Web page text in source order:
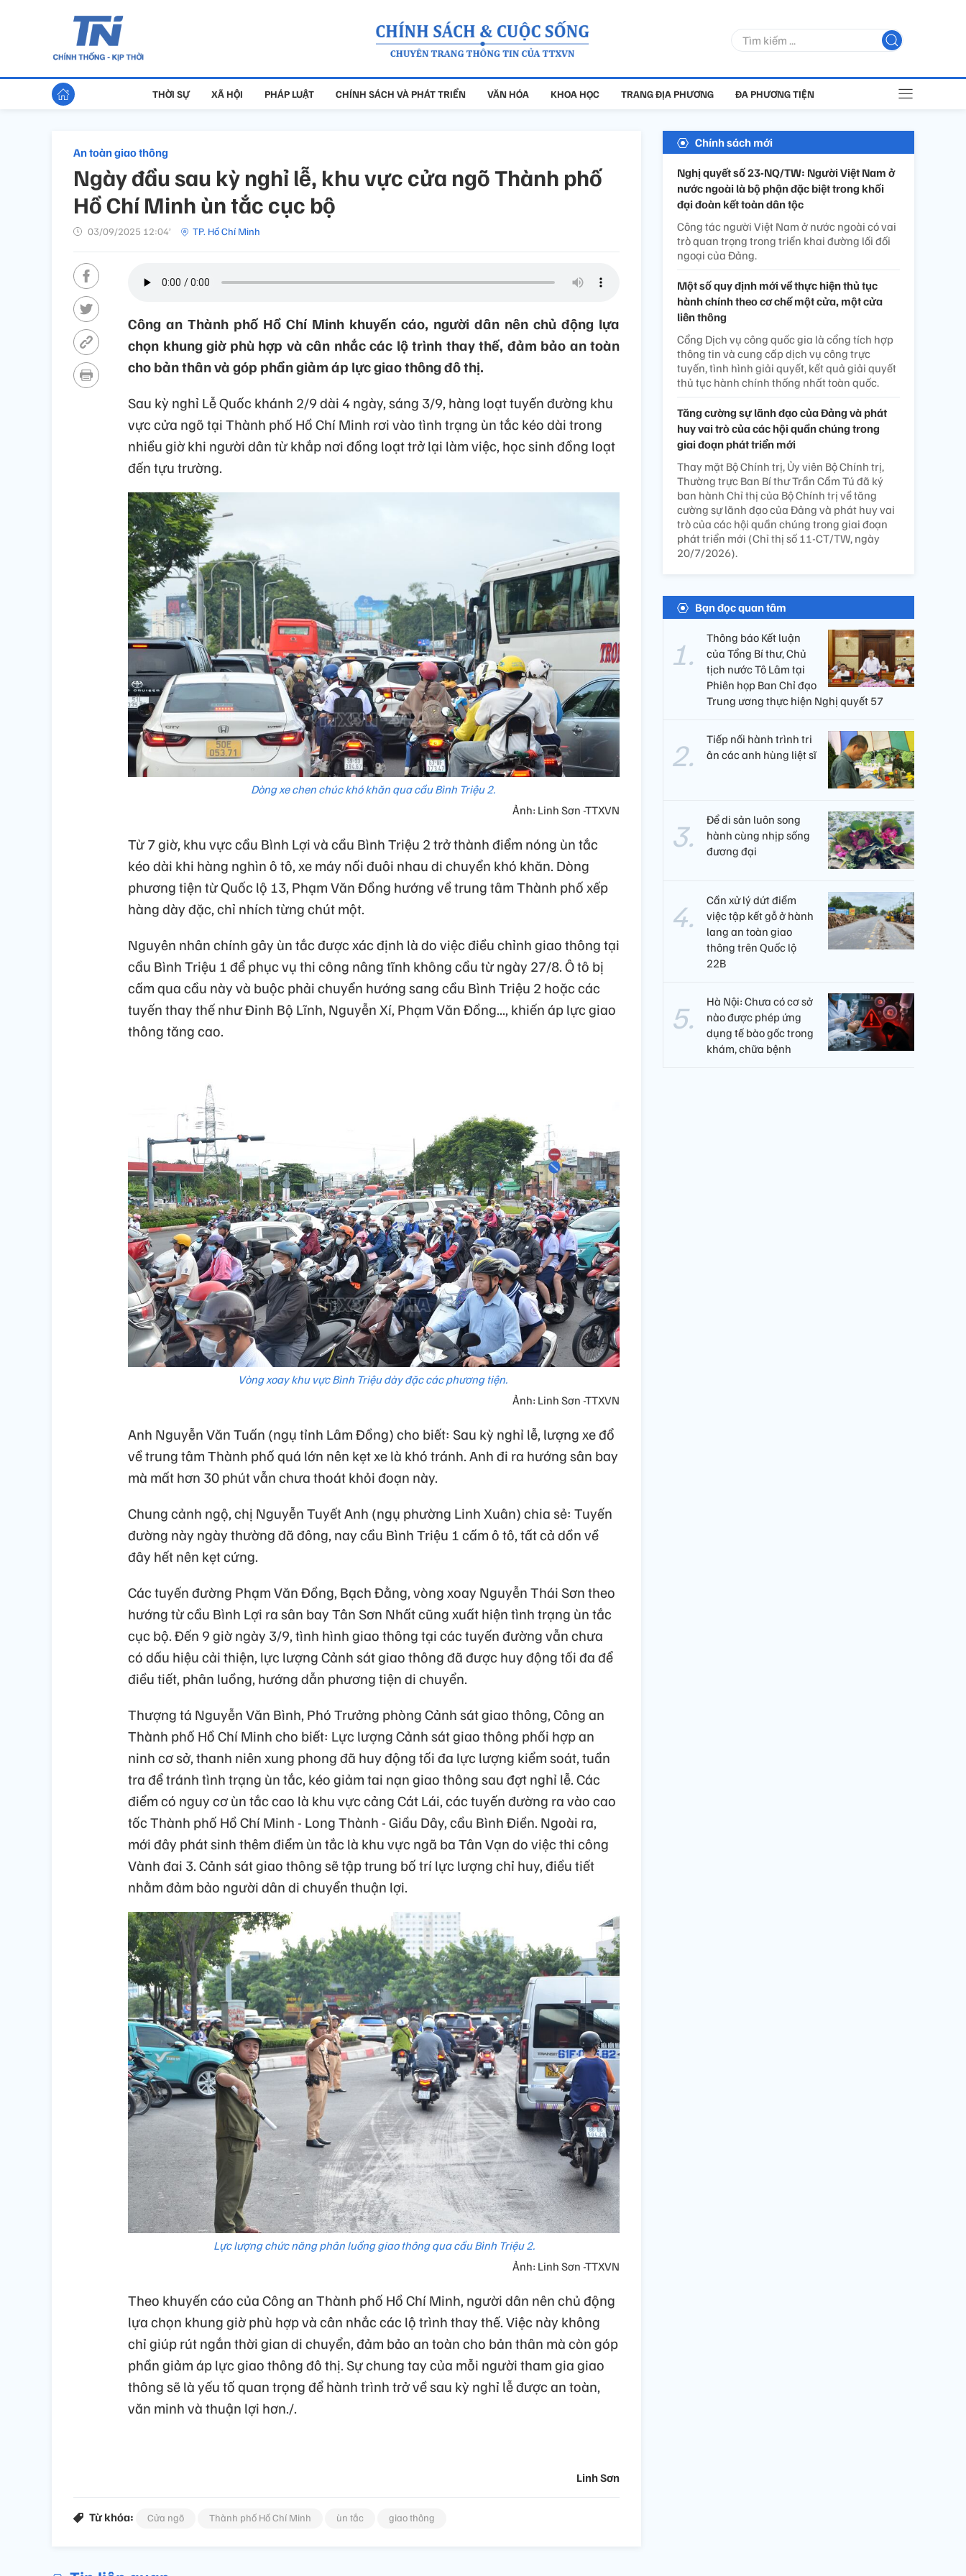
THỜI SỰ XÃ HỘI PHÁP LUẬT CHÍNH SÁCH VÀ PHÁT TRIỂN VĂN HÓA KHOA HỌC TRANG ĐỊA PHƯƠNG ĐA PHƯƠNG TIỆN
An toàn giao thông
Ngày đầu sau kỳ nghỉ lễ, khu vực cửa ngõ Thành phố
Hồ Chí Minh ùn tắc cục bộ
03/09/2025 12:04’ TP. Hồ Chí Minh
Công an Thành phố Hồ Chí Minh khuyến cáo, người dân nên chủ động lựa
chọn khung giờ phù hợp và cân nhắc các lộ trình thay thế, đảm bảo an toàn
cho bản thân và góp phần giảm áp lực giao thông đô thị.
Sau kỳ nghỉ Lễ Quốc khánh 2/9 dài 4 ngày, sáng 3/9, hàng loạt tuyến đường khu
vực cửa ngõ tại Thành phố Hồ Chí Minh rơi vào tình trạng ùn tắc kéo dài trong
nhiều giờ khi người dân từ khắp nơi đồng loạt trở lại làm việc, học sinh đồng loạt
đến tựu trường.
Dòng xe chen chúc khó khăn qua cầu Bình Triệu 2.
Ảnh: Linh Sơn -TTXVN
Từ 7 giờ, khu vực cầu Bình Lợi và cầu Bình Triệu 2 trở thành điểm nóng ùn tắc
kéo dài khi hàng nghìn ô tô, xe máy nối đuôi nhau di chuyển khó khăn. Dòng
phương tiện từ Quốc lộ 13, Phạm Văn Đồng hướng về trung tâm Thành phố xếp
hàng dày đặc, chỉ nhích từng chút một.
Nguyên nhân chính gây ùn tắc được xác định là do việc điều chỉnh giao thông tại
cầu Bình Triệu 1 để phục vụ thi công nâng tĩnh không cầu từ ngày 27/8. Ô tô bị
cấm qua cầu này và buộc phải chuyển hướng sang cầu Bình Triệu 2 hoặc các
tuyến thay thế như Đinh Bộ Lĩnh, Nguyễn Xí, Phạm Văn Đồng..., khiến áp lực giao
thông tăng cao.
Vòng xoay khu vực Bình Triệu dày đặc các phương tiện.
Ảnh: Linh Sơn -TTXVN
Anh Nguyễn Văn Tuấn (ngụ tỉnh Lâm Đồng) cho biết: Sau kỳ nghỉ lễ, lượng xe đổ
về trung tâm Thành phố quá lớn nên kẹt xe là khó tránh. Anh đi ra hướng sân bay
mà mất hơn 30 phút vẫn chưa thoát khỏi đoạn này.
Chung cảnh ngộ, chị Nguyễn Tuyết Anh (ngụ phường Linh Xuân) chia sẻ: Tuyến
đường này ngày thường đã đông, nay cầu Bình Triệu 1 cấm ô tô, tất cả dồn về
đây hết nên kẹt cứng.
Các tuyến đường Phạm Văn Đồng, Bạch Đằng, vòng xoay Nguyễn Thái Sơn theo
hướng từ cầu Bình Lợi ra sân bay Tân Sơn Nhất cũng xuất hiện tình trạng ùn tắc
cục bộ. Đến 9 giờ ngày 3/9, tình hình giao thông tại các tuyến đường vẫn chưa
có dấu hiệu cải thiện, lực lượng Cảnh sát giao thông đã được huy động tối đa để
điều tiết, phân luồng, hướng dẫn phương tiện di chuyển.
Thượng tá Nguyễn Văn Bình, Phó Trưởng phòng Cảnh sát giao thông, Công an
Thành phố Hồ Chí Minh cho biết: Lực lượng Cảnh sát giao thông phối hợp an
ninh cơ sở, thanh niên xung phong đã huy động tối đa lực lượng kiểm soát, tuần
tra để tránh tình trạng ùn tắc, kéo giảm tai nạn giao thông sau đợt nghỉ lễ. Các
điểm có nguy cơ ùn tắc cao là khu vực cảng Cát Lái, các tuyến đường ra vào cao
tốc Thành phố Hồ Chí Minh - Long Thành - Giầu Dây, cầu Bình Điền. Ngoài ra,
mới đây phát sinh thêm điểm ùn tắc là khu vực ngã ba Tân Vạn do việc thi công
Vành đai 3. Cảnh sát giao thông sẽ tập trung bố trí lực lượng chỉ huy, điều tiết
nhằm đảm bảo người dân di chuyển thuận lợi.
Lực lượng chức năng phân luồng giao thông qua cầu Bình Triệu 2.
Ảnh: Linh Sơn -TTXVN
Theo khuyến cáo của Công an Thành phố Hồ Chí Minh, người dân nên chủ động
lựa chọn khung giờ phù hợp và cân nhắc các lộ trình thay thế. Việc này không
chỉ giúp rút ngắn thời gian di chuyển, đảm bảo an toàn cho bản thân mà còn góp
phần giảm áp lực giao thông đô thị. Sự chung tay của mỗi người tham gia giao
thông sẽ là yếu tố quan trọng để hành trình trở về sau kỳ nghỉ lễ được an toàn,
văn minh và thuận lợi hơn./.
Linh Sơn
Từ khóa: Cửa ngõ Thành phố Hồ Chí Minh ùn tắc giao thông
Chính sách mới
Nghị quyết số 23-NQ/TW: Người Việt Nam ở
nước ngoài là bộ phận đặc biệt trong khối
đại đoàn kết toàn dân tộc
Công tác người Việt Nam ở nước ngoài có vai
trò quan trọng trong triển khai đường lối đối
ngoại của Đảng.
Một số quy định mới về thực hiện thủ tục
hành chính theo cơ chế một cửa, một cửa
liên thông
Cổng Dịch vụ công quốc gia là cổng tích hợp
thông tin và cung cấp dịch vụ công trực
tuyến, tình hình giải quyết, kết quả giải quyết
thủ tục hành chính thống nhất toàn quốc.
Tăng cường sự lãnh đạo của Đảng và phát
huy vai trò của các hội quần chúng trong
giai đoạn phát triển mới
Thay mặt Bộ Chính trị, Ủy viên Bộ Chính trị,
Thường trực Ban Bí thư Trần Cẩm Tú đã ký
ban hành Chỉ thị của Bộ Chính trị về tăng
cường sự lãnh đạo của Đảng và phát huy vai
trò của các hội quần chúng trong giai đoạn
phát triển mới (Chỉ thị số 11-CT/TW, ngày
20/7/2026).
Bạn đọc quan tâm
Thông báo Kết luận
của Tổng Bí thư, Chủ
tịch nước Tô Lâm tại
Phiên họp Ban Chỉ đạo
Trung ương thực hiện Nghị quyết 57
Tiếp nối hành trình tri
ân các anh hùng liệt sĩ
Để di sản luôn song
hành cùng nhịp sống
đương đại
Cần xử lý dứt điểm
việc tập kết gỗ ở hành
lang an toàn giao
thông trên Quốc lộ
22B
Hà Nội: Chưa có cơ sở
nào được phép ứng
dụng tế bào gốc trong
khám, chữa bệnh